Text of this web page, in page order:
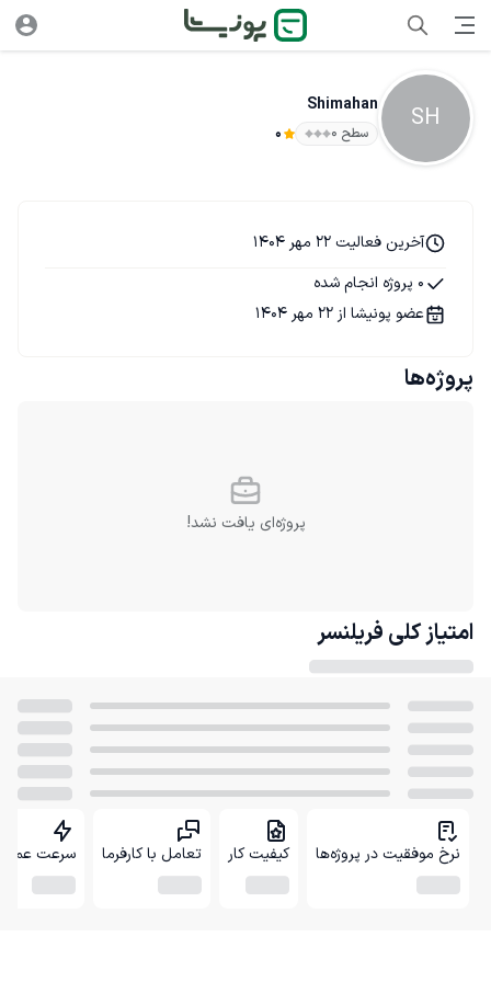
SH
Shimahan
سطح ۰ 0
آخرین فعالیت 22 مهر 1404
0 پروژه انجام شده
عضو پونیشا از 22 مهر 1404
پروژه‌ها
پروژه‌ای یافت نشد!
امتیاز کلی فریلنسر
نرخ موفقیت در پروژه‌ها کیفیت کار تعامل با کارفرما سرعت عمل